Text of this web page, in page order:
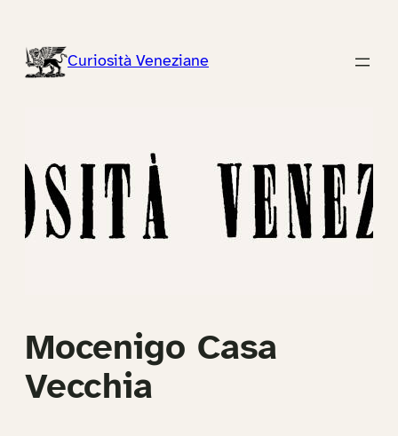
contenutoCuriosità Veneziane
Mocenigo Casa
Vecchia